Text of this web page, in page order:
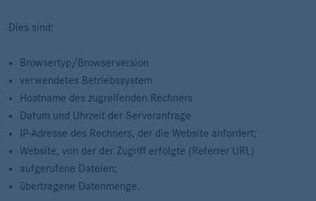
Dies sind:
Browsertyp/Browserversion
verwendetes Betriebssystem
Hostname des zugreifenden Rechners
Datum und Uhrzeit der Serveranfrage
IP-Adresse des Rechners, der die Website anfordert;
Website, von der der Zugriff erfolgte (Referrer URL)
aufgerufene Dateien;
übertragene Datenmenge.